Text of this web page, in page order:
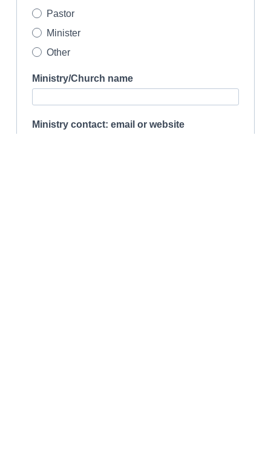
Pastor
Minister
Other
Ministry/Church name
Ministry contact: email or website